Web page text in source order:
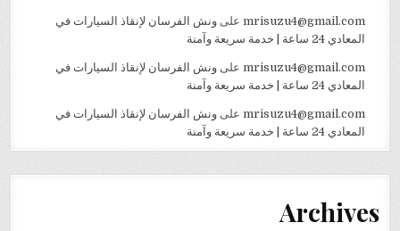
mrisuzu4@gmail.comعلى ونش الفرسان لإنقاذ السيارات في
المعادي 24 ساعة | خدمة سريعة وآمنة
mrisuzu4@gmail.comعلى ونش الفرسان لإنقاذ السيارات في
المعادي 24 ساعة | خدمة سريعة وآمنة
mrisuzu4@gmail.comعلى ونش الفرسان لإنقاذ السيارات في
المعادي 24 ساعة | خدمة سريعة وآمنة
Archives